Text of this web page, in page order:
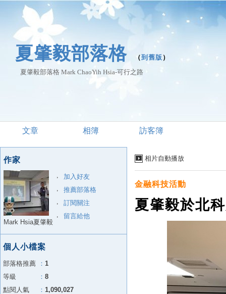
夏肇毅部落格 （到舊版 ）
夏肇毅部落格 Mark ChaoYih Hsia-可行之路
文章 相簿 訪客簿
相片自動播放
金融科技活動
夏肇毅於北
作家
加入好友
推薦部落格
訂閱關注
留言給他
Mark Hsia夏肇毅
個人小檔案
部落格推薦 ： 1
等級
： 8
點閱人氣
： 1,090,027